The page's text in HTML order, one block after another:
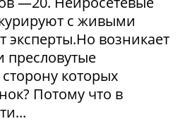
с живыми
эксперты.Но возникает
пресловутые
которых
Потому что в